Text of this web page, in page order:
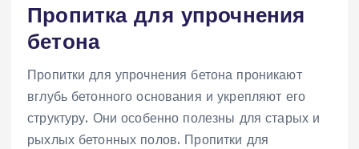
Пропитка для упрочнения
бетона
Пропитки для упрочнения бетона проникают
вглубь бетонного основания и укрепляют его
структуру. Они особенно полезны для старых и
рыхлых бетонных полов. Пропитки для